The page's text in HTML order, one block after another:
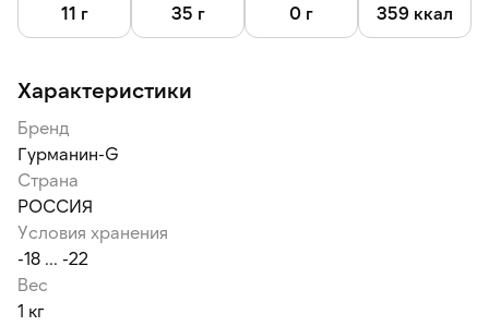
11 г 35 г 0 г 359 ккал
Характеристики
Бренд
Гурманин-G
Страна
РОССИЯ
Условия хранения
-18 ... -22
Вес
1 кг